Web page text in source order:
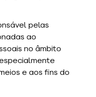
pelas
ao
no âmbito
e aos fins do